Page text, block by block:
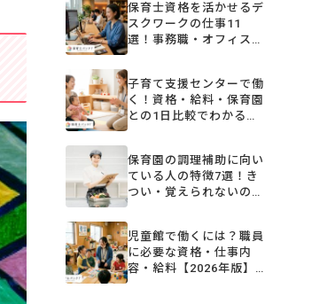
保育士資格を活かせるデ
スクワークの仕事11
選！事務職・オフィスワ
子育て支援センターで働
く！資格・給料・保育園
との1日比較でわかる仕
保育園の調理補助に向い
ている人の特徴7選！き
つい・覚えられないの不
児童館で働くには？職員
に必要な資格・仕事内
容・給料【2026年版】